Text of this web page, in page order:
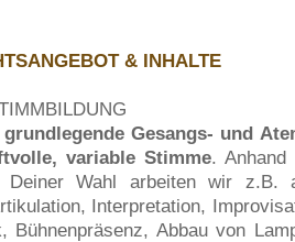
& INHALTE
grundlegende Gesangs- und
variable Stimme. Anhand
Deiner Wahl arbeiten wir z.B.
Interpretation,
Bühnenpräsenz, Abbau von